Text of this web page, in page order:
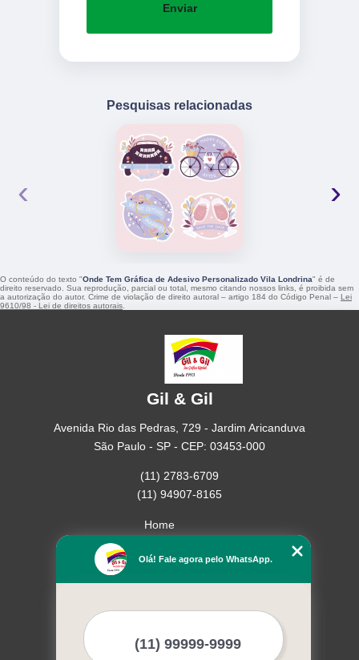
Enviar
Pesquisas relacionadas
‹ ›
O conteúdo do texto "Onde Tem Gráfica de Adesivo Personalizado Vila Londrina" é de
direito reservado. Sua reprodução, parcial ou total, mesmo citando nossos links, é proibida sem
a autorização do autor. Crime de violação de direito autoral – artigo 184 do Código Penal – Lei
9610/98 - Lei de direitos autorais
Gil & Gil
Avenida Rio das Pedras, 729 - Jardim Aricanduva
São Paulo - SP - CEP: 03453-000
(11) 2783-6709
(11) 94907-8165
Home
Missão
Olá! Fale agora pelo WhatsApp.